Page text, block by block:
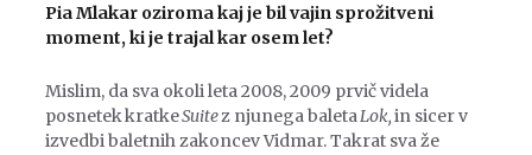
Pia Mlakar oziroma kaj je bil vajin sprožitveni
moment, ki je trajal kar osem let?
Mislim, da sva okoli leta 2008, 2009 prvič videla
posnetek kratkeSuitez njunega baletaLok,in sicer v
izvedbi baletnih zakoncev Vidmar. Takrat sva že